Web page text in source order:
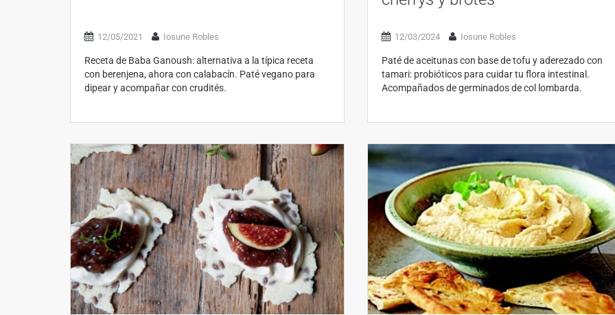
12/05/2021 Iosune Robles
Receta de Baba Ganoush: alternativa a la típica receta
con berenjena, ahora con calabacín. Paté vegano para
dipear y acompañar con crudités.
12/03/2024 Iosune Robles
Paté de aceitunas con base de tofu y aderezado con
tamari: probióticos para cuidar tu flora intestinal.
Acompañados de germinados de col lombarda.